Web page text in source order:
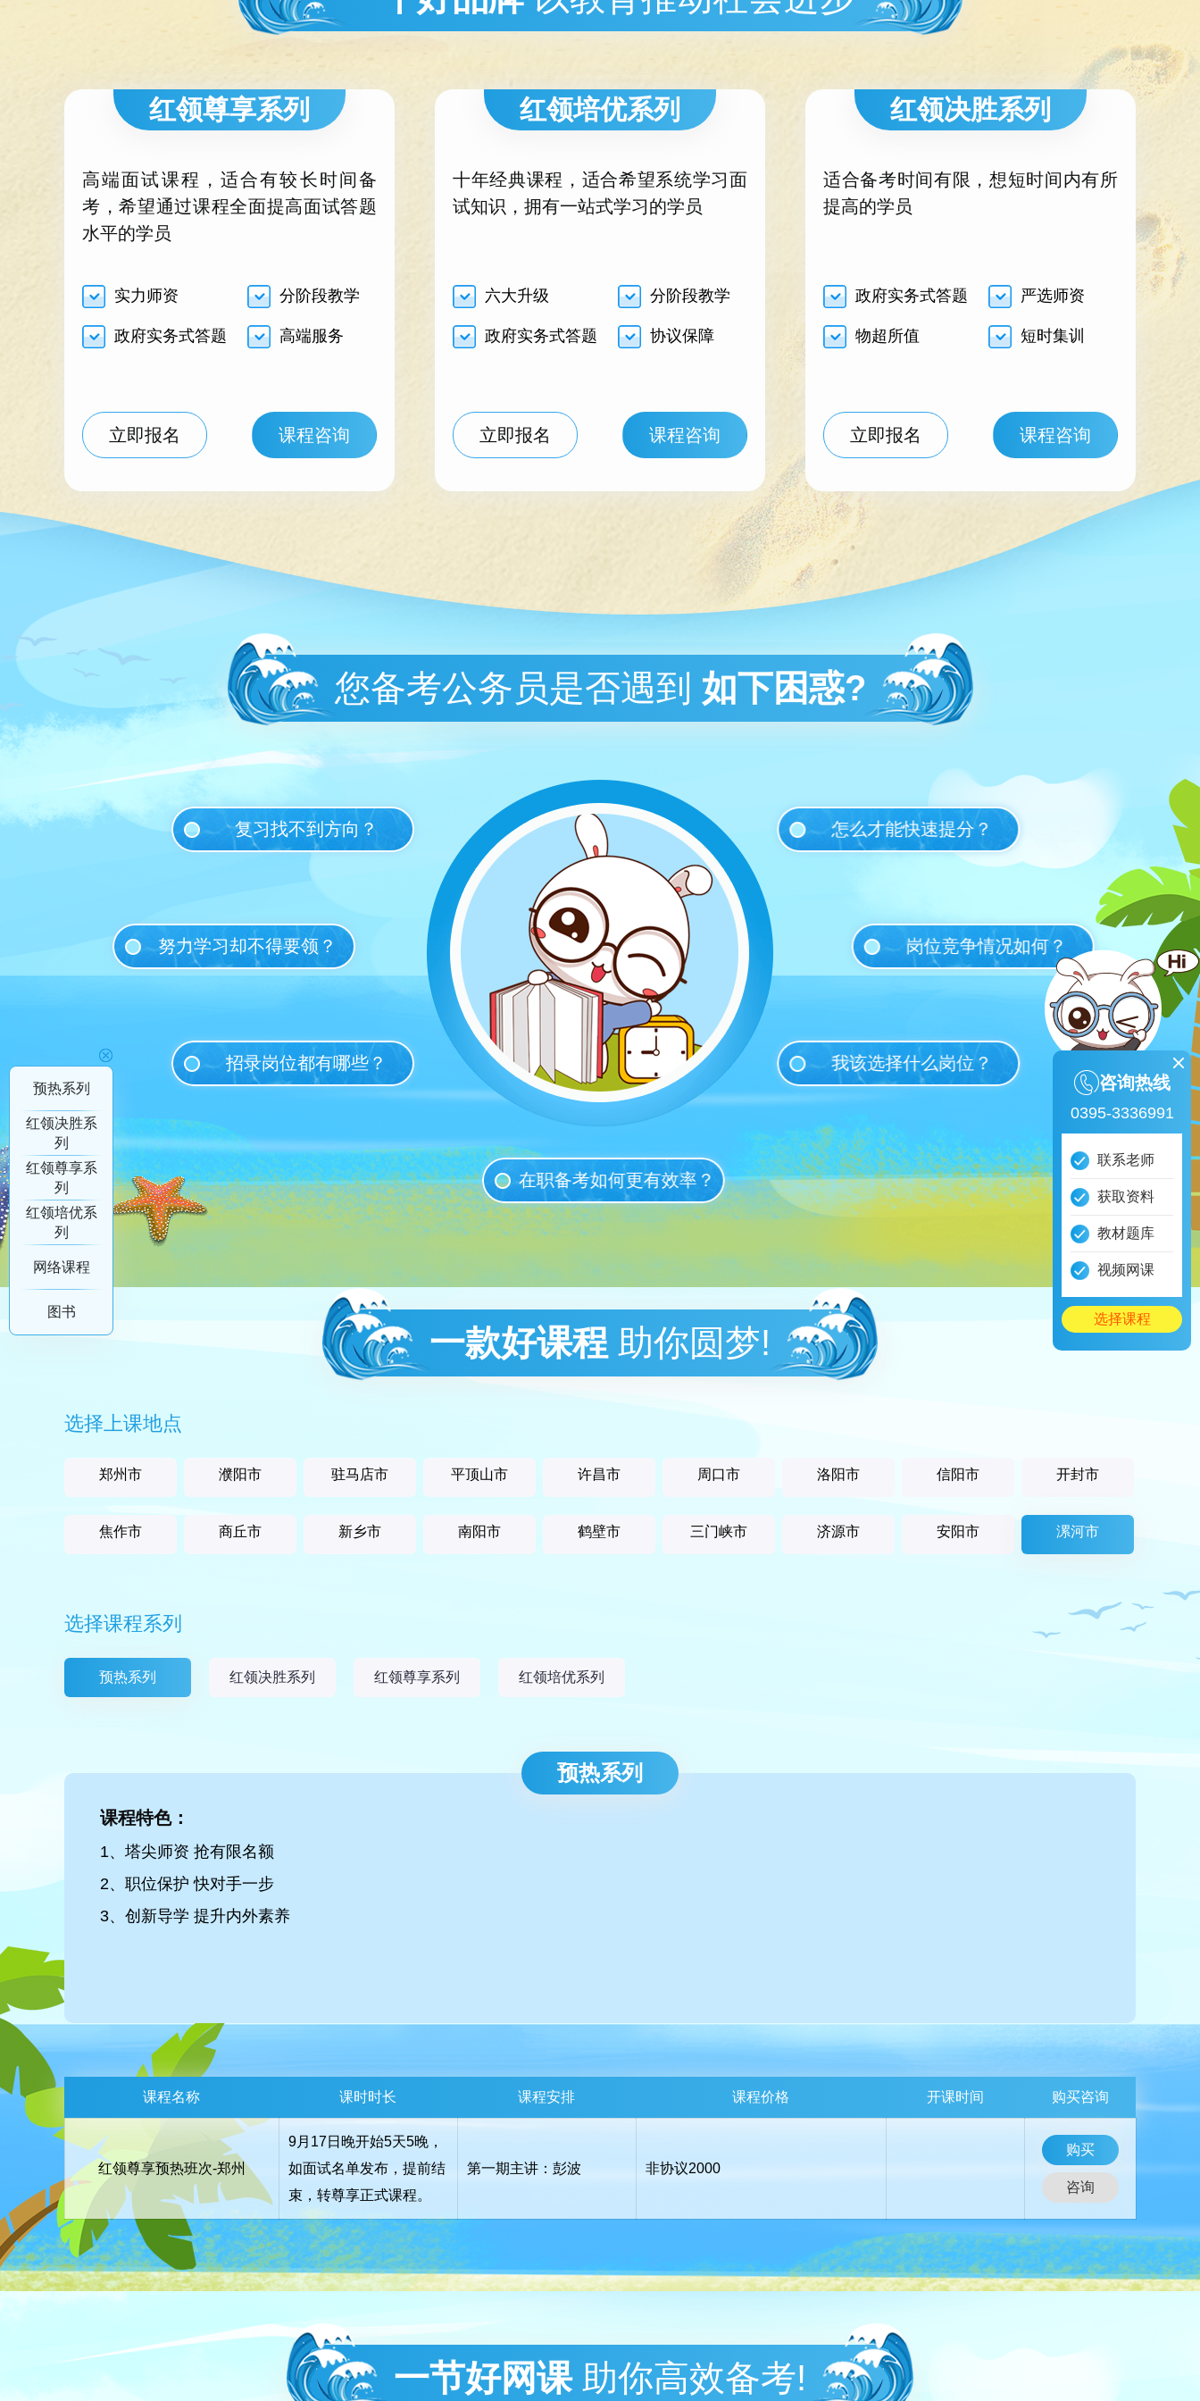
红领尊享系列
高端面试课程，适合有较长时间备
考，希望通过课程全面提高面试答题
水平的学员
实力师资 分阶段教学
政府实务式答题 高端服务
立即报名 课程咨询
红领培优系列
十年经典课程，适合希望系统学习面
试知识，拥有一站式学习的学员
六大升级 分阶段教学
政府实务式答题 协议保障
立即报名 课程咨询
红领决胜系列
适合备考时间有限，想短时间内有所
提高的学员
政府实务式答题 严选师资
物超所值 短时集训
立即报名 课程咨询
您备考公务员是否遇到 如下困惑?
复习找不到方向？ 怎么才能快速提分？
努力学习却不得要领？ 岗位竞争情况如何？
招录岗位都有哪些？ 我该选择什么岗位？
在职备考如何更有效率？
一款好课程 助你圆梦!
选择上课地点
郑州市 濮阳市 驻马店市 平顶山市 许昌市 周口市 洛阳市 信阳市 开封市
焦作市 商丘市 新乡市 南阳市 鹤壁市 三门峡市 济源市 安阳市 漯河市
选择课程系列
预热系列 红领决胜系列 红领尊享系列 红领培优系列
预热系列
课程特色：
1、塔尖师资 抢有限名额
2、职位保护 快对手一步
3、创新导学 提升内外素养
课程名称 课时时长 课程安排 课程价格 开课时间 购买咨询
红领尊享预热班次-郑州
9月17日晚开始5天5晚，
如面试名单发布，提前结
束，转尊享正式课程。
第一期主讲：彭波 非协议2000
购买
咨询
一节好网课助你高效备考!
预热系列
红领决胜系
列
红领尊享系
列
红领培优系
列
网络课程
图书
咨询热线
0395-3336991
联系老师
获取资料
教材题库
视频网课
选择课程